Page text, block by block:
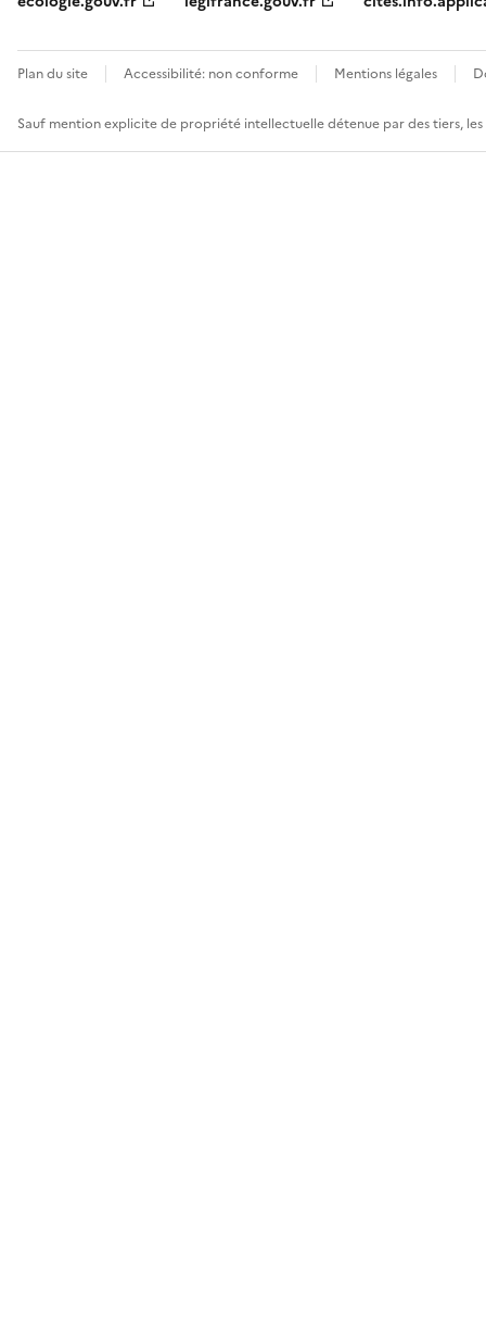
Plan du site Accessibilité: non conforme Mentions légales
Sauf mention explicite de propriété intellectuelle détenue par des tiers,